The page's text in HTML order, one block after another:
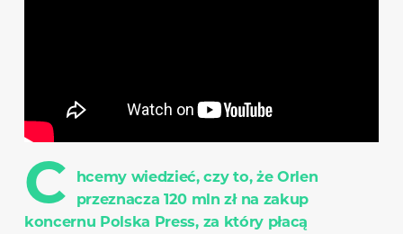
C
hcemy wiedzieć, czy to, że Orlen
przeznacza 120 mln zł na zakup
koncernu Polska Press, za który płacą